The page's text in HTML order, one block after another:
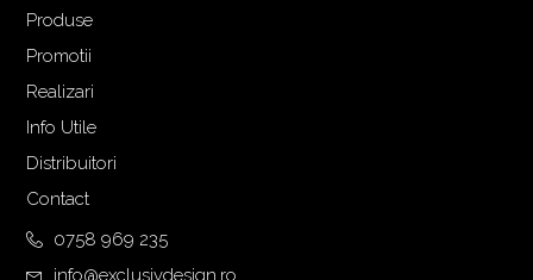
Produse
Promotii
Realizari
Info Utile
Distribuitori
Contact
0758 969 235
info@exclusivdesign.ro